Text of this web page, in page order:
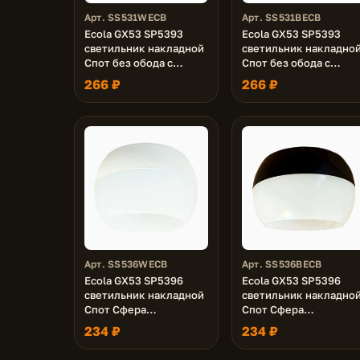
Арт. SS531WECB
Ecola GX53 SP5393
светильник накладной
Спот без обода с
полосой углубленный
Белый матовый 83х75
266 ₽
Арт. SS531BECB
Ecola GX53 SP5393
светильник
Спот без обода с
полосой углубленный
Черный матовый
266 ₽
Арт. SS536WECB
Ecola GX53 SP5396
светильник накладной
Спот Сфера
углубленный Белый с
матовым сводом 90х52
234 ₽
Арт. SS536BECB
Ecola GX53 SP5396
светильник
Спот Сфера
углубленный Черный
матовым сводом
234 ₽